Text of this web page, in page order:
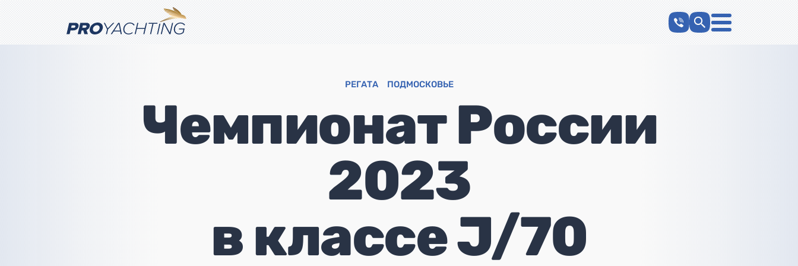
РЕГАТА ПОДМОСКОВЬЕ
Чемпионат России
2023
в классе J/70